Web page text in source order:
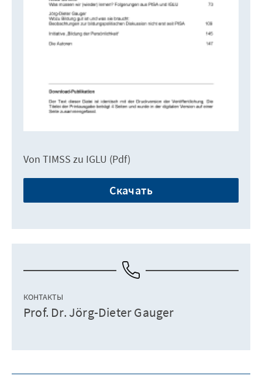
Von TIMSS zu IGLU (Pdf)
Скачать
КОНТАКТЫ
Prof. Dr. Jörg-Dieter Gauger